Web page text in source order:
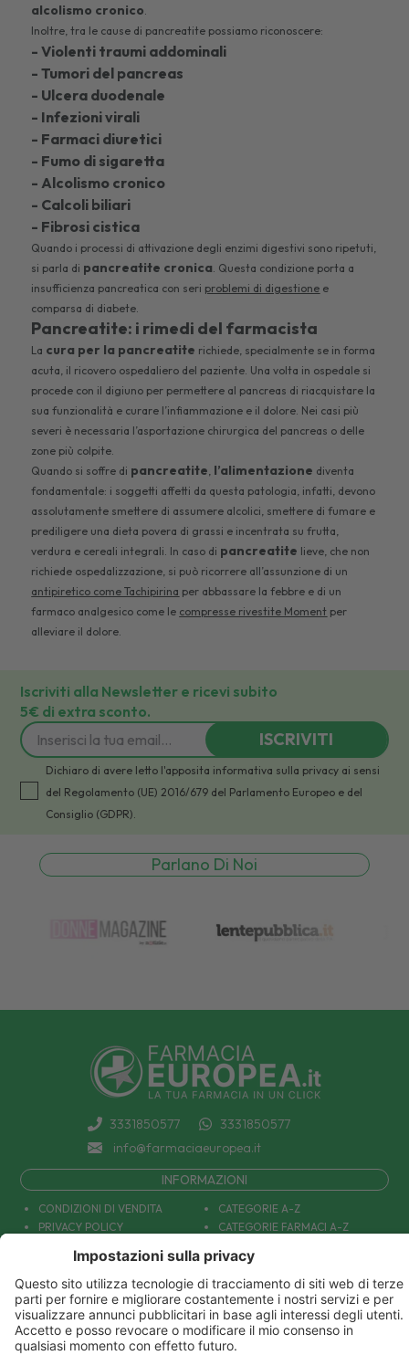
alcolismo cronico.
Inoltre, tra le cause di pancreatite possiamo riconoscere:
- Violenti traumi addominali
- Tumori del pancreas
- Ulcera duodenale
- Infezioni virali
- Farmaci diuretici
- Fumo di sigaretta
- Alcolismo cronico
- Calcoli biliari
- Fibrosi cistica
Quando i processi di attivazione degli enzimi digestivi sono ripetuti,
si parla di pancreatite cronica. Questa condizione porta a
insufficienza pancreatica con seri problemi di digestione e
comparsa di diabete.
Pancreatite: i rimedi del farmacista
La cura per la pancreatite richiede, specialmente se in forma
acuta, il ricovero ospedaliero del paziente. Una volta in ospedale si
procede con il digiuno per permettere al pancreas di riacquistare la
sua funzionalità e curare l’infiammazione e il dolore. Nei casi più
severi è necessaria l’asportazione chirurgica del pancreas o delle
zone più colpite.
Quando si soffre di pancreatite, l’alimentazione diventa
fondamentale: i soggetti affetti da questa patologia, infatti, devono
assolutamente smettere di assumere alcolici, smettere di fumare e
prediligere una dieta povera di grassi e incentrata su frutta,
verdura e cereali integrali. In caso di pancreatite lieve, che non
richiede ospedalizzazione, si può ricorrere all’assunzione di un
antipiretico come Tachipirina per abbassare la febbre e di un
farmaco analgesico come le compresse rivestite Moment per
alleviare il dolore.
Iscriviti alla Newsletter e ricevi subito
5€ di extra sconto.
ISCRIVITI
Dichiaro di avere letto l'apposita informativa sulla privacy ai sensi
del Regolamento (UE) 2016/679 del Parlamento Europeo e del
Consiglio (GDPR).
Parlano Di Noi
3331850577
3331850577
info@farmaciaeuropea.it
INFORMAZIONI
CONDIZIONI DI VENDITA
PRIVACY POLICY
DECONTRIBUZIONE INPS
SPEDIZIONI
PAGAMENTI
COUPON E OFFERTE
PATOLOGIE: CAUSE E RIMEDI
CATEGORIE A-Z
CATEGORIE FARMACI A-Z
TUTTO IL NOSTRO CATALOGO
IL NOSTRO BLOG
CONTATTACI